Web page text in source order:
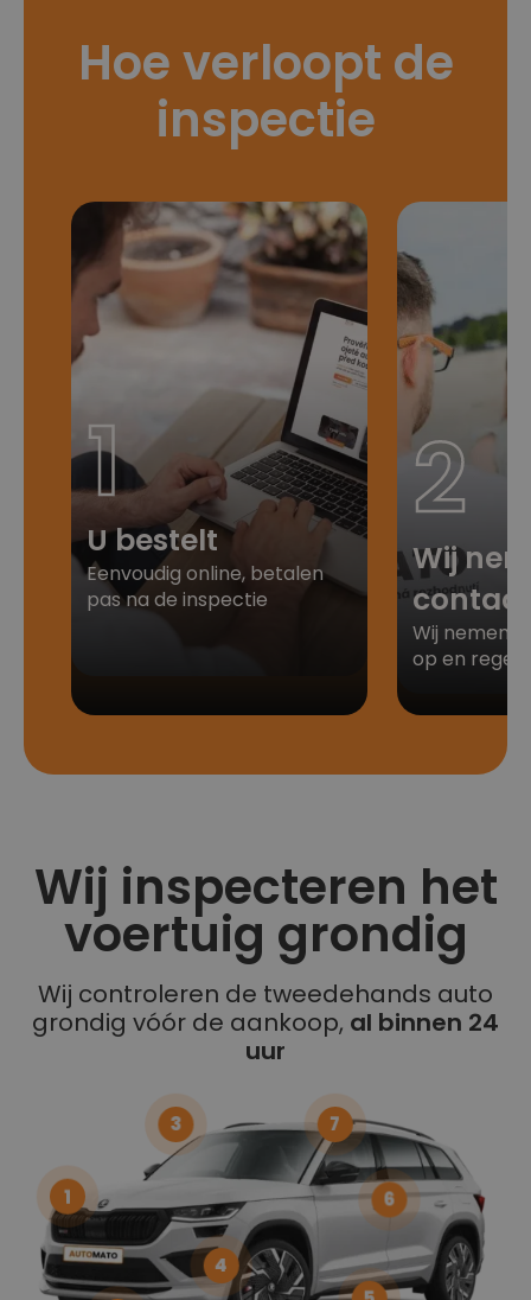
Hoe verloopt de
inspectie
1
U bestelt
Eenvoudig online, betalen
pas na de inspectie
2
Wij
Wij nemen
op en
Wij inspecteren het
voertuig grondig
Wij controleren de tweedehands auto
grondig vóór de aankoop, al binnen 24
uur
1
3
4
6
7